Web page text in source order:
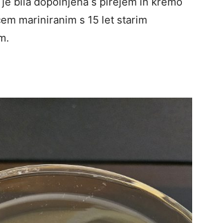
mariniranim s 15 let starim